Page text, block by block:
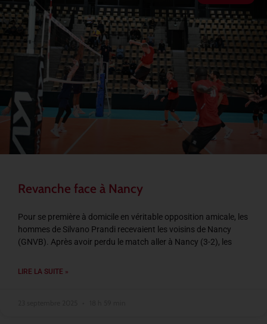
Revanche face à Nancy
Pour se première à domicile en véritable opposition amicale, les
hommes de Silvano Prandi recevaient les voisins de Nancy
(GNVB). Après avoir perdu le match aller à Nancy (3-2), les
LIRE LA SUITE »